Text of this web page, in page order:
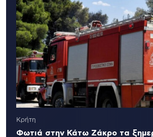
Κρήτη
Φωτιά στην Κάτω Ζάκρο τα